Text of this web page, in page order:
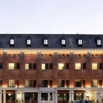
Ресторан
Благодаря